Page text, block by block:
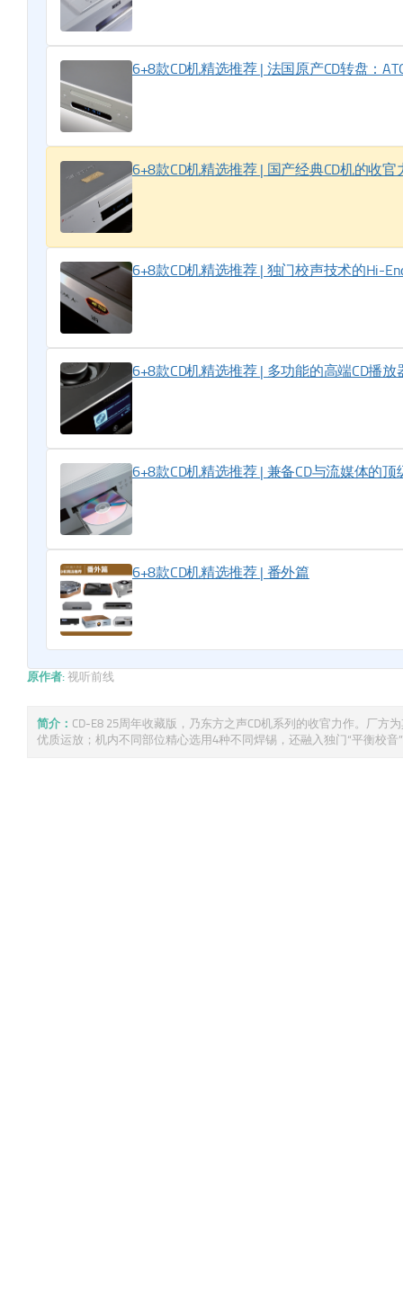
6+8款CD机精选推荐 | 法国原产CD转盘：
6+8款CD机精选推荐 | 国产经典CD机的收
6+8款CD机精选推荐 | 独门校声技术的Hi-
6+8款CD机精选推荐 | 多功能的高端CD播放
6+8款CD机精选推荐 | 兼备CD与流媒体的顶
6+8款CD机精选推荐 | 番外篇
原作者: 视听前线
简介： CD-E8 25周年收藏版，乃东方之声CD机系列的收官力作。厂方
优质运放；机内不同部位精心选用4种不同焊锡，还融入独门“平衡校音